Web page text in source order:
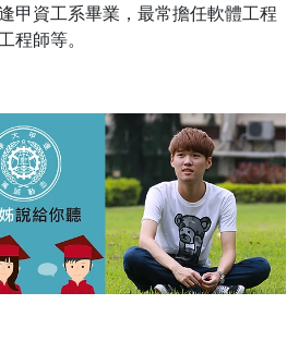
甲資工系畢業，最常擔任軟體工程
程師等。